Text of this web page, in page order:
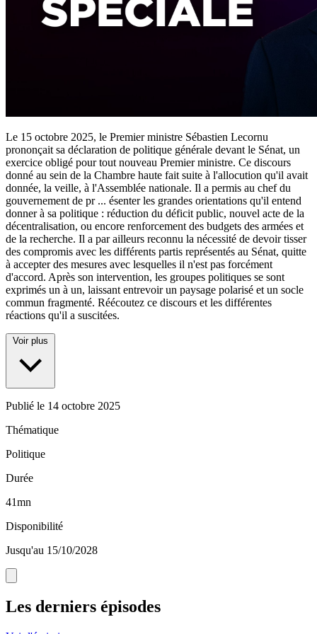
Le 15 octobre 2025, le Premier ministre Sébastien Lecornu
prononçait sa déclaration de politique générale devant le Sénat, un
exercice obligé pour tout nouveau Premier ministre. Ce discours
donné au sein de la Chambre haute fait suite à l'allocution qu'il avait
donnée, la veille, à l'Assemblée nationale. Il a permis au chef du
gouvernement de pr ... ésenter les grandes orientations qu'il entend
donner à sa politique : réduction du déficit public, nouvel acte de la
décentralisation, ou encore renforcement des budgets des armées et
de la recherche. Il a par ailleurs reconnu la nécessité de devoir tisser
des compromis avec les différents partis représentés au Sénat, quitte
à accepter des mesures avec lesquelles il n'est pas forcément
d'accord. Après son intervention, les groupes politiques se sont
exprimés un à un, laissant entrevoir un paysage polarisé et un socle
commun fragmenté. Réécoutez ce discours et les différentes
réactions qu'il a suscitées.
Voir plus
Publié le 14 octobre 2025
Thématique
Politique
Durée
41mn
Disponibilité
Jusqu'au 15/10/2028
Les derniers épisodes